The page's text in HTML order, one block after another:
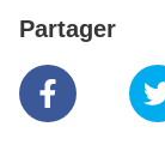
Partager